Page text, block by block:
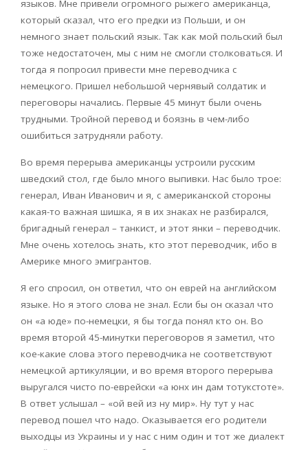
языков. Мне привели огромного рыжего американца,
который сказал, что его предки из Польши, и он
немного знает польский язык. Так как мой польский был
тоже недостаточен, мы с ним не смогли столковаться. И
тогда я попросил привести мне переводчика с
немецкого. Пришел небольшой чернявый солдатик и
переговоры начались. Первые 45 минут были очень
трудными. Тройной перевод и боязнь в чем-либо
ошибиться затрудняли работу.
Во время перерыва американцы устроили русским
шведский стол, где было много выпивки. Нас было трое:
генерал, Иван Иванович и я, с американской стороны
какая-то важная шишка, я в их знаках не разбирался,
бригадный генерал – танкист, и этот янки – переводчик.
Мне очень хотелось знать, кто этот переводчик, ибо в
Америке много эмигрантов.
Я его спросил, он ответил, что он еврей на английском
языке. Но я этого слова не знал. Если бы он сказал что
он «а юде» по-немецки, я бы тогда понял кто он. Во
время второй 45-минутки переговоров я заметил, что
кое-какие слова этого переводчика не соответствуют
немецкой артикуляции, и во время второго перерыва
выругался чисто по-еврейски «а юнх ин дам тотукстоте».
В ответ услышал – «ой вей из ну мир». Ну тут у нас
перевод пошел что надо. Оказывается его родители
выходцы из Украины и у нас с ним один и тот же диалект